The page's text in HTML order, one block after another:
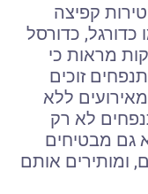
קפיצה
כדורגל, כדורסל
מראות כי
זוכים
גבוהה ב-25% יותר מאירועים ללא
לא רק
גם מבטיחים
ומותירים אותם